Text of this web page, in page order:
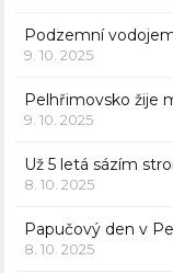
Podzemní
9. 10. 2025
Pelhřimovsko žije
9. 10. 2025
Už 5 letá sázím
8. 10. 2025
Papučový den v
8. 10. 2025